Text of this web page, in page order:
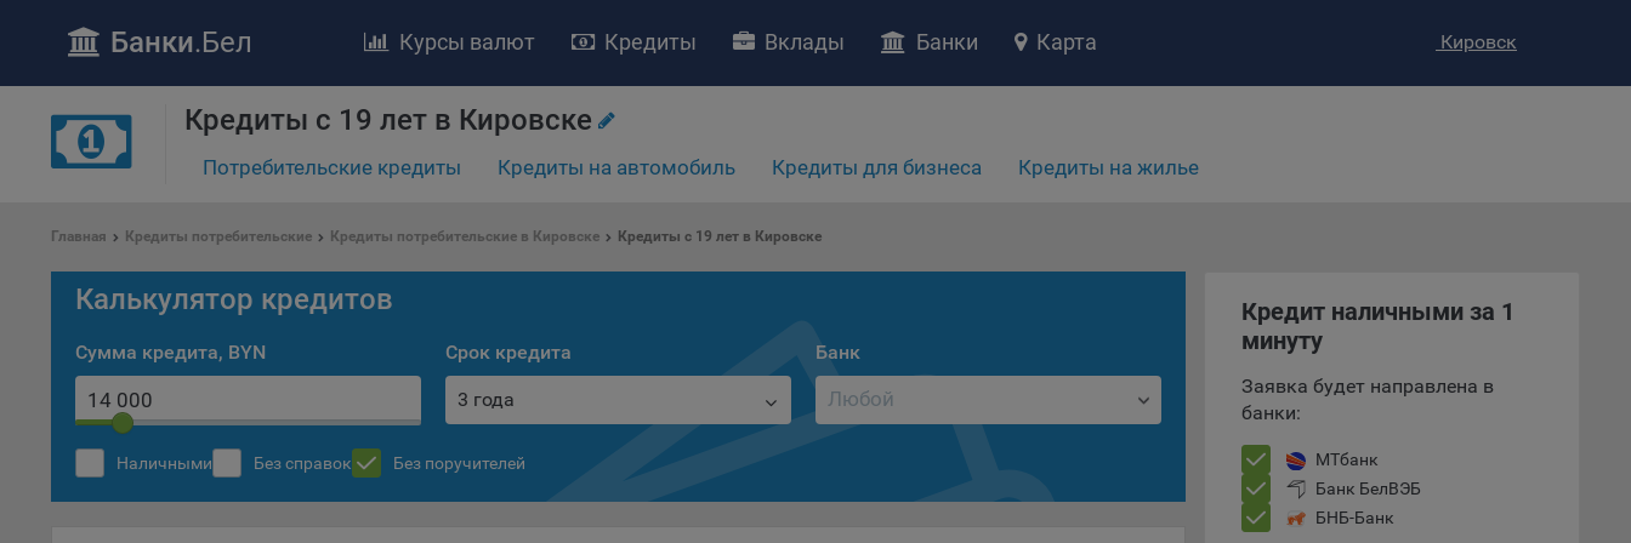
Утверждение положения о политике обработки файлов cookie (далее –
«Политика»
персональных данных, предусмотренных статьей 17 Закона Республики
Беларусь от 7 мая 2021 г. № 99-З «О защите персональных данных» (далее –
осуществляют использование веб-сайта Общества с доменным именем
Банки.Бел Кировск
Курсы валют Кредиты Вклады Банки Карта
Кредиты с 19 лет в Кировске
Потребительские кредиты Кредиты на автомобиль Кредиты для бизнеса Кредиты на жилье
Главная Кредиты потребительские Кредиты потребительские в Кировске Кредиты с 19 лет в Кировске
Калькулятор кредитов
Сумма кредита, BYN Срок кредита
3 года
Банк
Наличными Без справок Без поручителей
Кредит наличными за 1
минуту
Заявка будет направлена в
банки:
МТбанк
Банк БелВЭБ
БНБ-Банк